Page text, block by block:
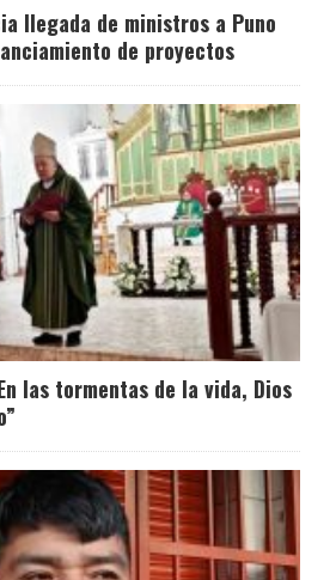
llegada de ministros a Puno
de proyectos
las tormentas de la vida, Dios